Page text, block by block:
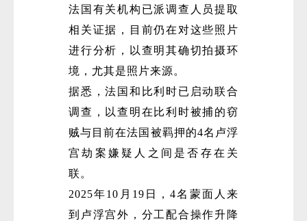
法国有关机构已派调查人员提取
相关证据，目前仍在对这些照片
进行分析，以查明其确切拍摄环
境，尤其是照片来源。
据悉，法国和比利时已启动联合
调查，以查明在比利时被捕的窃
贼与目前在法国被羁押的4名卢浮
宫劫案嫌疑人之间是否存在关
联。
2025年10月19日，4名蒙面人来
到卢浮宫外，分工配合操作升降